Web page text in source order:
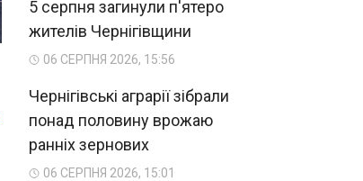
5 серпня загинули п'ятеро
жителів Чернігівщини
06 СЕРПНЯ 2026, 15:56
Чернігівські аграрії зібрали
понад половину врожаю
ранніх зернових
06 СЕРПНЯ 2026, 15:01